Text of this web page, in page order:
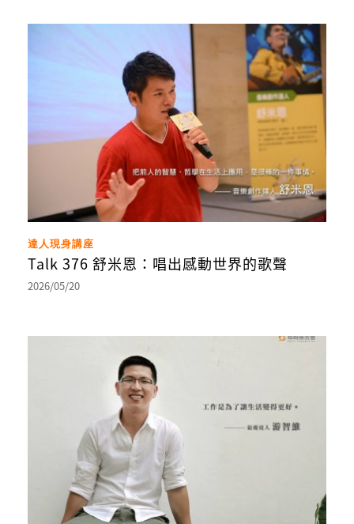
達人現身講座
Talk 376 舒米恩：唱出感動世界的歌聲
2026/05/20